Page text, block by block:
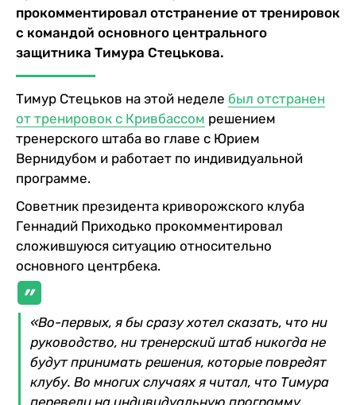
прокомментировал отстранение от тренировок
с командой основного центрального
защитника Тимура Стецькова.
Тимур Стецьков на этой неделе был отстранен
от тренировок с Кривбассом решением
тренерского штаба во главе с Юрием
Вернидубом и работает по индивидуальной
программе.
Советник президента криворожского клуба
Геннадий Приходько прокомментировал
сложившуюся ситуацию относительно
основного центрбека.
«Во-первых, я бы сразу хотел сказать, что ни
руководство, ни тренерский штаб никогда не
будут принимать решения, которые повредят
клубу. Во многих случаях я читал, что Тимура
перевели на индивидуальную программу